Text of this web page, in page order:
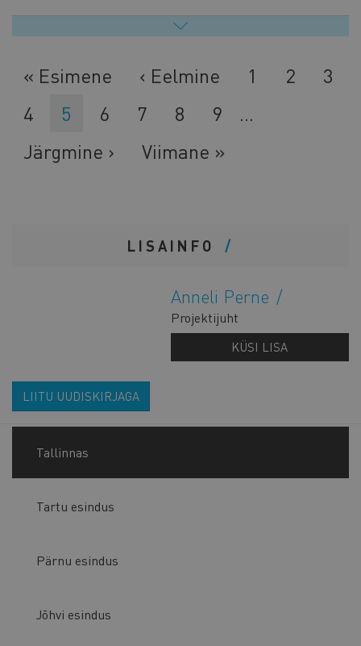
Esimene
leht
« Esimene
Eelmine
leht
‹ Eelmine Lehekülg
1 2
3
Lehekülg
4
Eesolev
leht
5 Lehekülg
6 Lehekülg
7 Lehekülg
8 Lehekülg
9
…
Järgmine
Järgmine ›
Viimane
Viimane »
LISAINFO
Anneli Perne
Projektijuht
KÜSI LISA
LIITU UUDISKIRJAGA
Tallinnas
Tartu esindus
Pärnu esindus
Jõhvi esindus